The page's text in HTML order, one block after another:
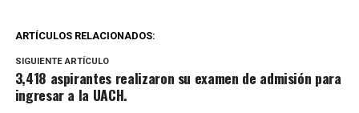
ARTÍCULOS RELACIONADOS:
SIGUIENTE ARTÍCULO
3,418 aspirantes realizaron su examen de admisión para
ingresar a la UACH.